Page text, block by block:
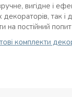
вигідне і
так
постійний попит
комплекти